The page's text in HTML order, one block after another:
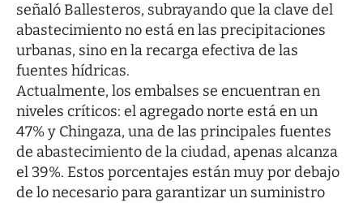
señaló Ballesteros, subrayando que la clave del
abastecimiento no está en las precipitaciones
urbanas, sino en la recarga efectiva de las
fuentes hídricas.
Actualmente, los embalses se encuentran en
niveles críticos: el agregado norte está en un
47% y Chingaza, una de las principales fuentes
de abastecimiento de la ciudad, apenas alcanza
el 39%. Estos porcentajes están muy por debajo
de lo necesario para garantizar un suministro